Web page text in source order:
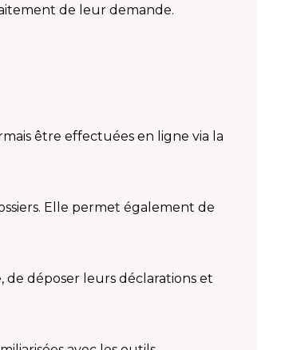
de leur demande.
être effectuées en ligne via la
Elle permet également de
de déposer leurs déclarations et